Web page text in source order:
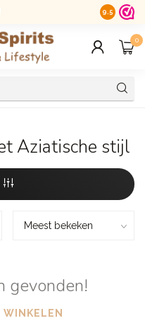
14 dagen
9.5
0
Aziatische stijl
gevonden!
WINKELEN